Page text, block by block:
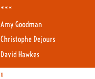
***
Amy Goodman
Christophe Dejours
David Hawkes
1